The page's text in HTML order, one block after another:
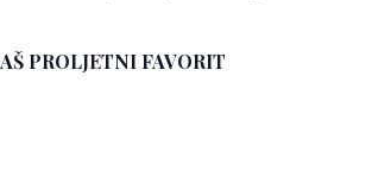
PROLJETNI FAVORIT